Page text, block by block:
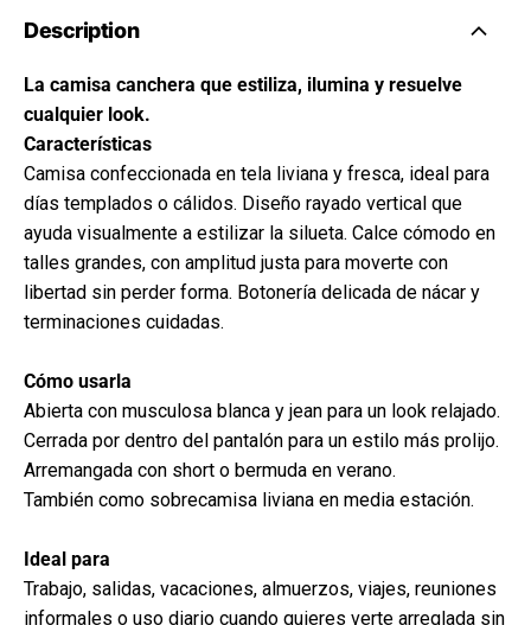
Description
La camisa canchera que estiliza, ilumina y resuelve
cualquier look.
Características
Camisa confeccionada en tela liviana y fresca, ideal para
días templados o cálidos. Diseño rayado vertical que
ayuda visualmente a estilizar la silueta. Calce cómodo en
talles grandes, con amplitud justa para moverte con
libertad sin perder forma. Botonería delicada de nácar y
terminaciones cuidadas.
Cómo usarla
Abierta con musculosa blanca y jean para un look relajado.
Cerrada por dentro del pantalón para un estilo más prolijo.
Arremangada con short o bermuda en verano.
También como sobrecamisa liviana en media estación.
Ideal para
Trabajo, salidas, vacaciones, almuerzos, viajes, reuniones
informales o uso diario cuando quieres verte arreglada sin